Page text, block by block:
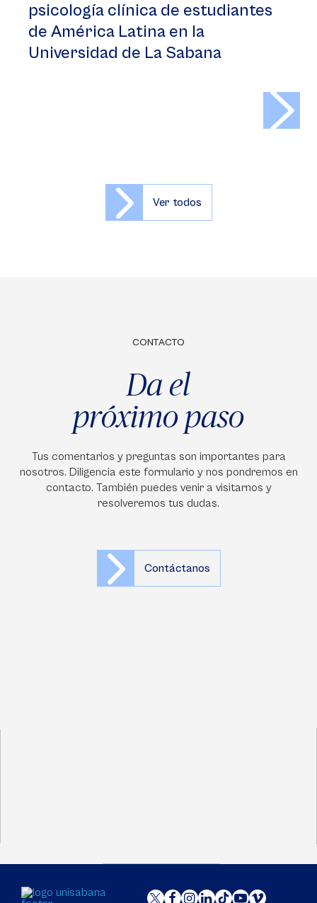
psicología clínica de estudiantes
de América Latina en la
Universidad de La Sabana
Ver todos
CONTACTO
Da el
próximo paso
Tus comentarios y preguntas son importantes para
nosotros. Diligencia este formulario y nos pondremos en
contacto. También puedes venir a visitarnos y
resolveremos tus dudas.
Contáctanos